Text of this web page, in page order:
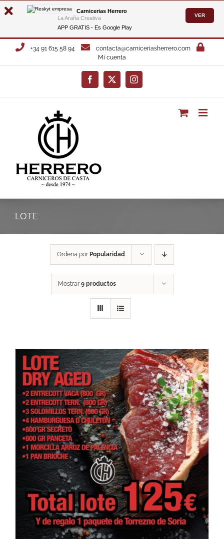
Carnicerias Herrero
La Araña Creativa
APP GRATIS - Es Google Play
VER
Saltar
+34 91 615 58 94
contacta@carniceriasherrero.com
Mi cuenta
Facebook
X Instagram
LOTE
Ordena por Popularidad
Mostrar 9 productos